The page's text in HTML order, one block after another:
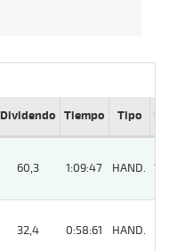
Dividendo Tiempo Tipo Lº
60,3 1:09:47 HAND. 13
32,4 0:58:61 HAND.